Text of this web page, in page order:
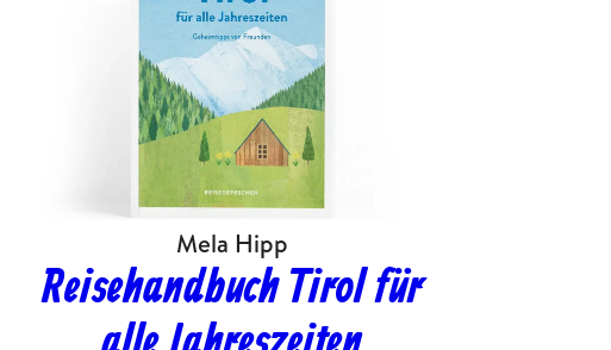
Mela Hipp
Reisehandbuch Tirol für